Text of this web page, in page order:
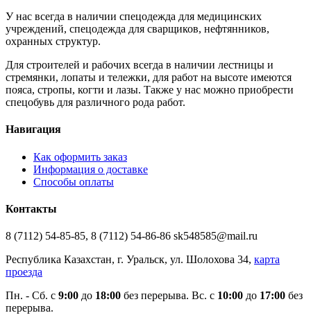
У нас всегда в наличии спецодежда для медицинских
учреждений, спецодежда для сварщиков, нефтянников,
охранных структур.
Для строителей и рабочих всегда в наличии лестницы и
стремянки, лопаты и тележки, для работ на высоте имеются
пояса, стропы, когти и лазы. Также у нас можно приобрести
спецобувь для различного рода работ.
Навигация
Как оформить заказ
Информация о доставке
Способы оплаты
Контакты
8 (7112) 54-85-85, 8 (7112) 54-86-86 sk548585@mail.ru
Республика Казахстан, г. Уральск, ул. Шолохова 34, карта
проезда
Пн. - Cб. с 9:00 до 18:00 без перерыва. Вс. с 10:00 до 17:00 без
перерыва.